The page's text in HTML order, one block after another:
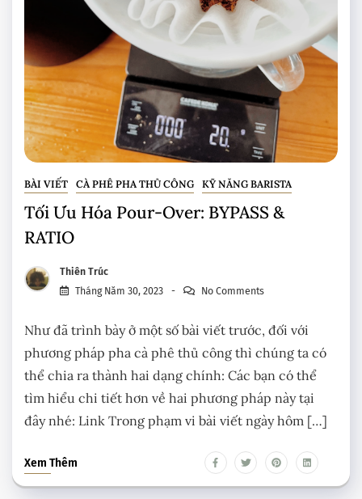
BÀI VIẾT CÀ PHÊ PHA THỦ CÔNG KỸ NĂNG BARISTA
Tối Ưu Hóa Pour-Over: BYPASS &
RATIO
Thiên Trúc
Tháng Năm 30, 2023
No Comments
Như đã trình bày ở một số bài viết trước, đối với
phương pháp pha cà phê thủ công thì chúng ta có
thể chia ra thành hai dạng chính: Các bạn có thể
tìm hiểu chi tiết hơn về hai phương pháp này tại
đây nhé: Link Trong phạm vi bài viết ngày hôm […]
Xem Thêm